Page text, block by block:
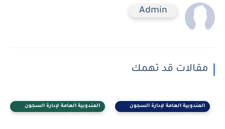
Admin
مقالات قد تهمك
المندوبية العامة لإدارة السجون
المندوبية العامة لإدارة السجون